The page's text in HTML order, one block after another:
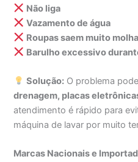
Não liga
Vazamento de água
Roupas saem muito
Barulho excessivo
Solução: O problema
drenagem, placas
atendimento é rápido para
máquina de lavar por muito
Marcas Nacionais e